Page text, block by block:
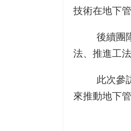
技術在地下
後續團隊
法、推進工
此次參訪
來推動地下